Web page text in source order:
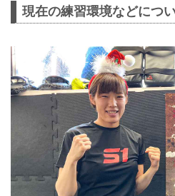
現在の練習環境などにつ